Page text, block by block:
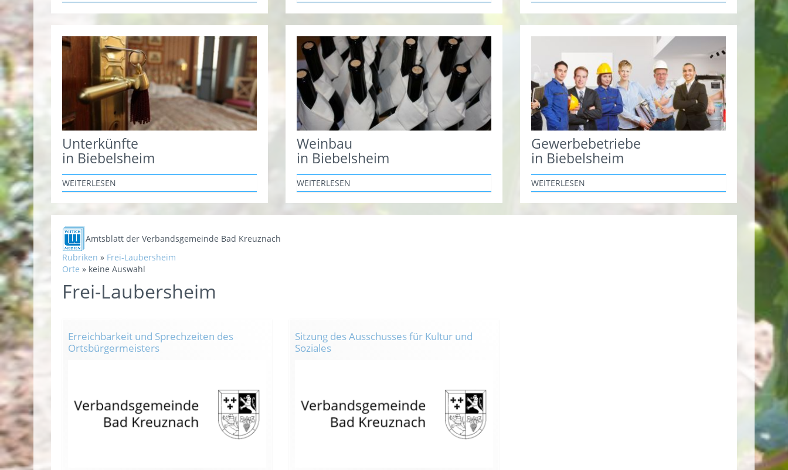
Unterkünfte
in Biebelsheim
WEITERLESEN
Weinbau
in Biebelsheim
WEITERLESEN
Gewerbebetriebe
in Biebelsheim
WEITERLESEN
Amtsblatt der Verbandsgemeinde Bad Kreuznach
Rubriken » Frei-Laubersheim
Orte » keine Auswahl
Frei-Laubersheim
Erreichbarkeit und Sprechzeiten des
Ortsbürgermeisters
Sitzung des Ausschusses für Kultur und
Soziales